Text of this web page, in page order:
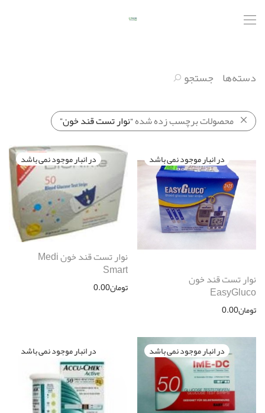
دسته‌ها جستجو
محصولات برچسب زده شده“نوار تست قند خون”
نوار تست قند خون
EasyGluco
تومان0.00
نوار تست قند خون Medi
Smart
تومان0.00